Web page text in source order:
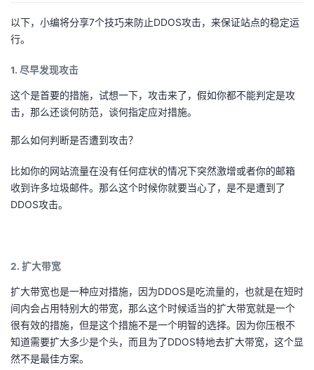
播
活
的
注
我
的
开
发
者
我
的
我
我
的
Programs
我
的
支
的
技
我
的
以下，小编将分享7个技巧来防止DDOS攻击，来保证站点的稳定运
行。
1. 尽早发现攻击
这个是首要的措施，试想一下，攻击来了，假如你都不能判定是攻
击，那么还谈何防范，谈何指定应对措施。
那么如何判断是否遭到攻击？
比如你的网站流量在没有任何症状的情况下突然激增或者你的邮箱
收到许多垃圾邮件。那么这个时候你就要当心了，是不是遭到了
DDOS攻击。
2. 扩大带宽
扩大带宽也是一种应对措施，因为DDOS是吃流量的，也就是在短时
间内会占用特别大的带宽，那么这个时候适当的扩大带宽就是一个
很有效的措施，但是这个措施不是一个明智的选择。因为你压根不
知道需要扩大多少是个头，而且为了DDOS特地去扩大带宽，这个显
然不是最佳方案。